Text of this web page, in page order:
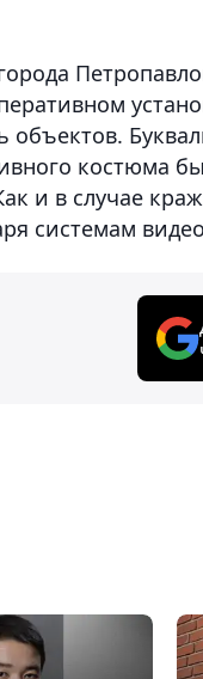
костюма
и в случае
системам